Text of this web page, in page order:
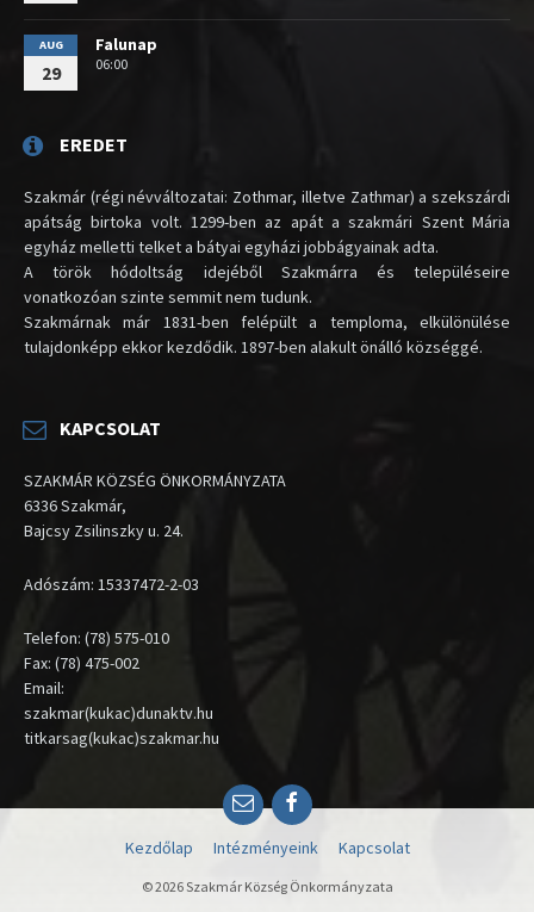
AUG
29
Falunap
06:00
EREDET
Szakmár (régi névváltozatai: Zothmar, illetve Zathmar) a szekszárdi
apátság birtoka volt. 1299-ben az apát a szakmári Szent Mária
egyház melletti telket a bátyai egyházi jobbágyainak adta.
A török hódoltság idejéből Szakmárra és településeire
vonatkozóan szinte semmit nem tudunk.
Szakmárnak már 1831-ben felépült a temploma, elkülönülése
tulajdonképp ekkor kezdődik. 1897-ben alakult önálló községgé.
KAPCSOLAT
SZAKMÁR KÖZSÉG ÖNKORMÁNYZATA
6336 Szakmár,
Bajcsy Zsilinszky u. 24.
Adószám: 15337472-2-03
Telefon: (78) 575-010
Fax: (78) 475-002
Email:
szakmar(kukac)dunaktv.hu
titkarsag(kukac)szakmar.hu
EmailFacebook
Kezdőlap Intézményeink Kapcsolat
© 2026 Szakmár Község Önkormányzata